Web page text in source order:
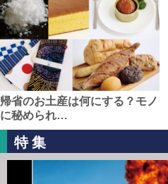
帰省のお土産は何にする？モノ
に秘められ…
特集